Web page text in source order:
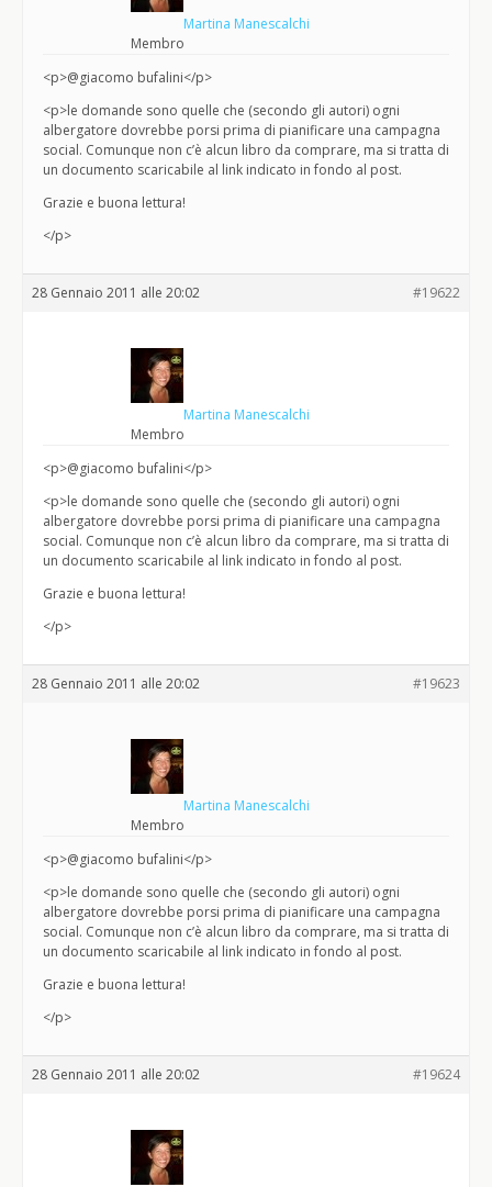
Martina Manescalchi
Membro
<p>@giacomo bufalini</p>
<p>le domande sono quelle che (secondo gli autori) ogni
albergatore dovrebbe porsi prima di pianificare una campagna
social. Comunque non c’è alcun libro da comprare, ma si tratta di
un documento scaricabile al link indicato in fondo al post.
Grazie e buona lettura!
</p>
28 Gennaio 2011 alle 20:02 #19622
Martina Manescalchi
Membro
<p>@giacomo bufalini</p>
<p>le domande sono quelle che (secondo gli autori) ogni
albergatore dovrebbe porsi prima di pianificare una campagna
social. Comunque non c’è alcun libro da comprare, ma si tratta di
un documento scaricabile al link indicato in fondo al post.
Grazie e buona lettura!
</p>
28 Gennaio 2011 alle 20:02 #19623
Martina Manescalchi
Membro
<p>@giacomo bufalini</p>
<p>le domande sono quelle che (secondo gli autori) ogni
albergatore dovrebbe porsi prima di pianificare una campagna
social. Comunque non c’è alcun libro da comprare, ma si tratta di
un documento scaricabile al link indicato in fondo al post.
Grazie e buona lettura!
</p>
28 Gennaio 2011 alle 20:02 #19624